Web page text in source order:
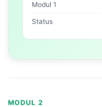
Modul 1
Status
MODUL 2